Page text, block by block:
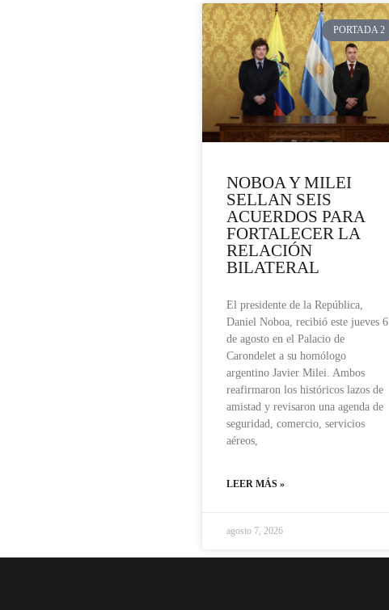
PORTADA 2
NOBOA Y MILEI
SELLAN SEIS
ACUERDOS PARA
FORTALECER LA
RELACIÓN
BILATERAL
El presidente de la República,
Daniel Noboa, recibió este jueves 6
de agosto en el Palacio de
Carondelet a su homólogo
argentino Javier Milei. Ambos
reafirmaron los históricos lazos de
amistad y revisaron una agenda de
seguridad, comercio, servicios
aéreos,
LEER MÁS »
agosto 7, 2026